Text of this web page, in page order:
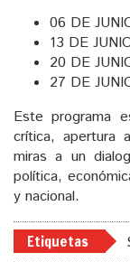
06 DE
13 DE
20 DE
27 DE
Este programa
crítica, apertura
miras a un
política,
y nacional.
Etiquetas